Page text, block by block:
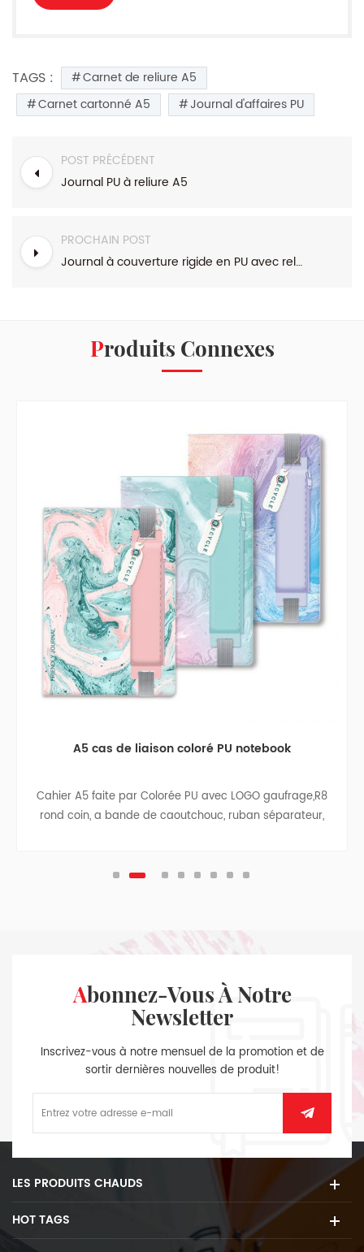
TAGS :
Carnet de reliure A5
Carnet cartonné A5
Journal d'affaires PU
POST PRÉCÉDENT
Journal PU à reliure A5
PROCHAIN POST
Journal à couverture rigide en PU avec reliure de la série Animal A6
Produits Connexes
A5 cas de liaison coloré PU notebook
Cahier A5 faite par Colorée PU avec LOGO gaufrage,R8
rond coin, a bande de caoutchouc, ruban séparateur,
Abonnez-Vous À Notre
Newsletter
Inscrivez-vous à notre mensuel de la promotion et de
sortir dernières nouvelles de produit!
LES PRODUITS CHAUDS
HOT TAGS